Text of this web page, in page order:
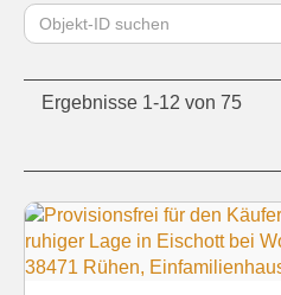
Ergebnisse 1-12 von 75